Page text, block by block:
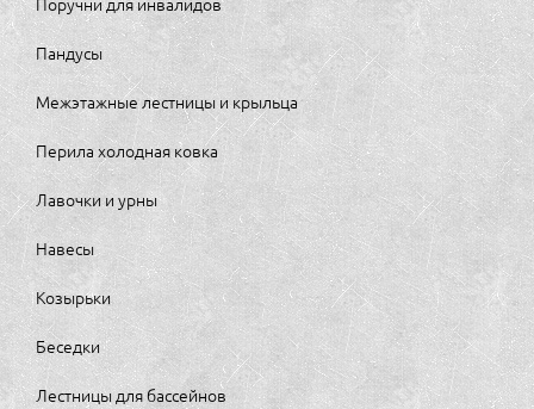
Пандусы
Межэтажные лестницы и крыльца
Перила холодная ковка
Лавочки и урны
Навесы
Козырьки
Беседки
Лестницы для бассейнов